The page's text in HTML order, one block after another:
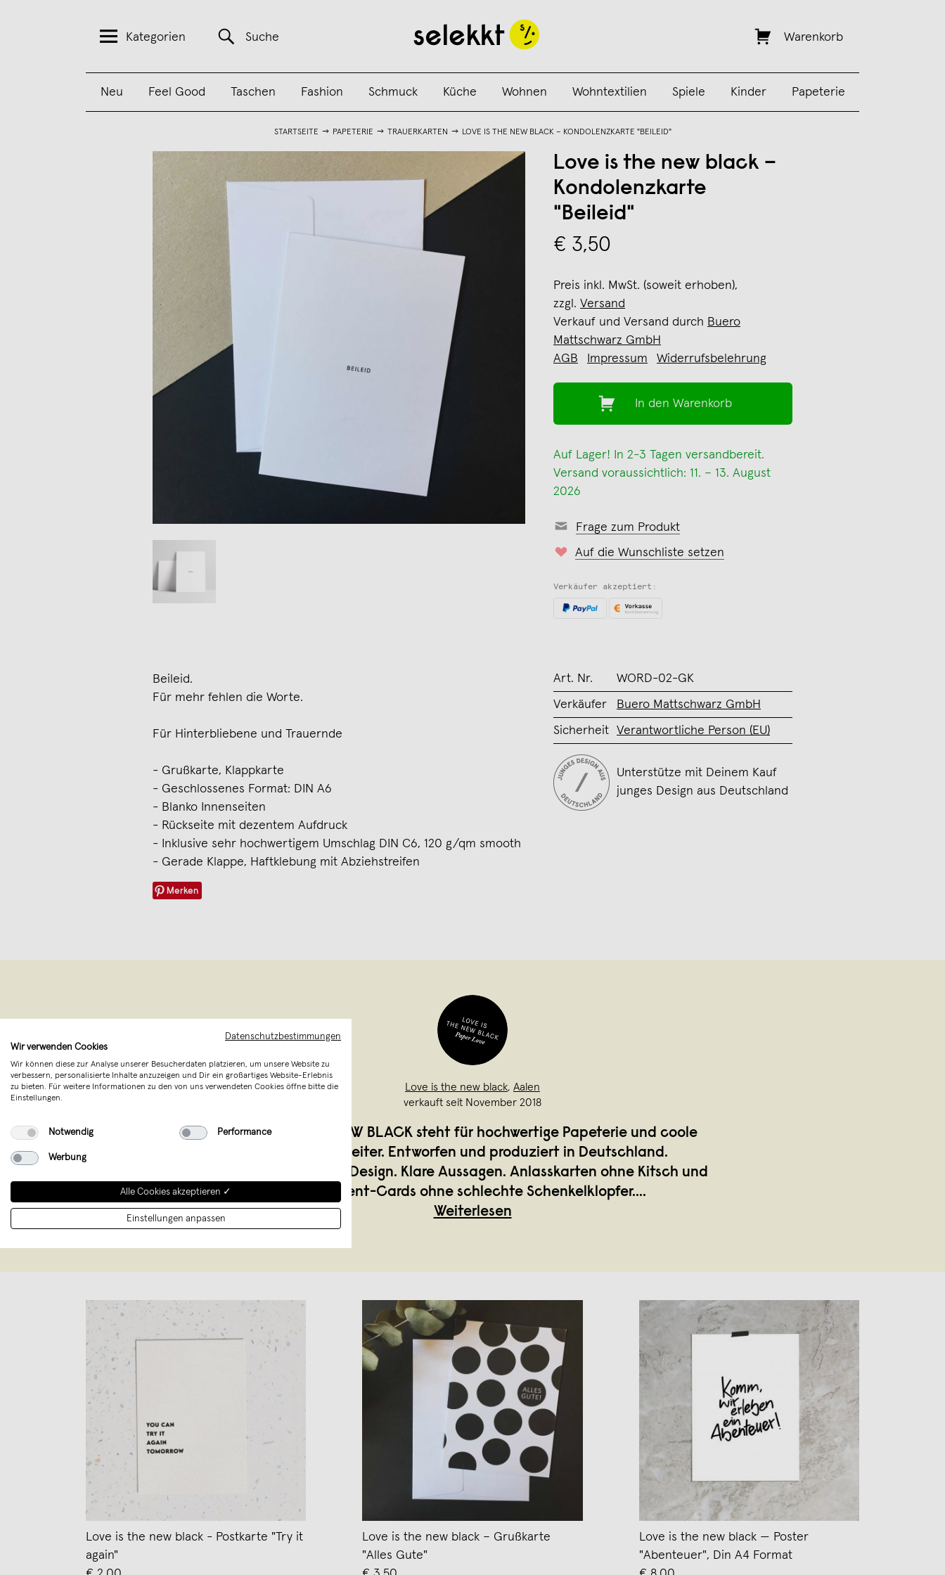
Kategorien Suche Warenkorb
Neu Feel Good Taschen Fashion Schmuck Küche Wohnen Wohntextilien Spiele Kinder Papeterie
STARTSEITE PAPETERIE TRAUERKARTEN LOVE IS THE NEW BLACK – KONDOLENZKARTE "BEILEID"
Love is the new black –
Kondolenzkarte
"Beileid"
€ 3,50
Preis inkl. MwSt. (soweit erhoben),
zzgl. Versand
Verkauf und Versand durch Buero
Mattschwarz GmbH
AGB
Impressum Widerrufsbelehrung
In den Warenkorb
Auf Lager! In 2-3 Tagen versandbereit.
Versand voraussichtlich: 11. – 13. August
2026
Frage zum Produkt
Auf die Wunschliste setzen
Verkäufer akzeptiert:
Beileid.
Für mehr fehlen die Worte.
Für Hinterbliebene und Trauernde
- Grußkarte, Klappkarte
- Geschlossenes Format: DIN A6
- Blanko Innenseiten
- Rückseite mit dezentem Aufdruck
- Inklusive sehr hochwertigem Umschlag DIN C6, 120 g/qm smooth
- Gerade Klappe, Haftklebung mit Abziehstreifen
Merken
Art. Nr. WORD-02-GK
Verkäufer Buero Mattschwarz GmbH
Sicherheit Verantwortliche Person (EU)
Unterstütze mit Deinem Kauf
junges Design aus Deutschland
Love is the new black, Aalen
verkauft seit November 2018
LOVE IS THE NEW BLACK steht für hochwertige Papeterie und coole
Alltagsbegleiter. Entworfen und produziert in Deutschland.
Minimalistisches Design. Klare Aussagen. Anlasskarten ohne Kitsch und
Statement-Cards ohne schlechte Schenkelklopfer....
Weiterlesen
Love is the new black - Postkarte "Try it
again"
Love is the new black – Grußkarte
"Alles Gute"
Love is the new black — Poster
"Abenteuer", Din A4 Format
Datenschutzbestimmungen
Wir verwenden Cookies
Wir können diese zur Analyse unserer Besucherdaten platzieren, um unsere Website zu
verbessern, personalisierte Inhalte anzuzeigen und Dir ein großartiges Website-Erlebnis
zu bieten. Für weitere Informationen zu den von uns verwendeten Cookies öffne bitte die
Einstellungen.
Notwendig Performance
Werbung
Alle Cookies akzeptieren ✓
Einstellungen anpassen